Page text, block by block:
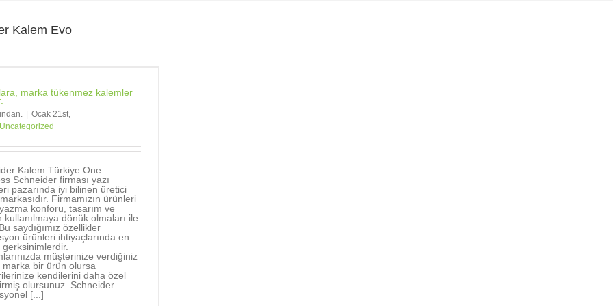
Kalem Evo
marka tükenmez kalemler
Ocak 21st,
Uncategorized
Kalem Türkiye One
Schneider firması yazı
pazarında iyi bilinen üretici
Firmamızın ürünleri
konforu, tasarım ve
kullanılmaya dönük olmaları ile
saydığımız özellikler
ürünleri ihtiyaçlarında en
müşterinize verdiğiniz
marka bir ürün olursa
kendilerini daha özel
olursunuz. Schneider
[...]